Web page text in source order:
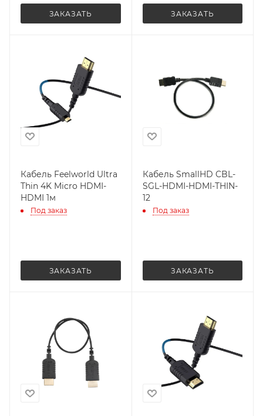
ЗАКАЗАТЬ ЗАКАЗАТЬ
Кабель Feelworld Ultra
Thin 4K Micro HDMI-
HDMI 1м
Под заказ
ЗАКАЗАТЬ
Кабель SmallHD CBL-
SGL-HDMI-HDMI-THIN-
12
Под заказ
ЗАКАЗАТЬ